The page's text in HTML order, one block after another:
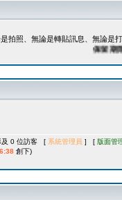
拍照、無論是轉貼訊息、無論是
保留期限：
及 0 位訪客 [ 系統管理員 ] [ 版面管
創下)